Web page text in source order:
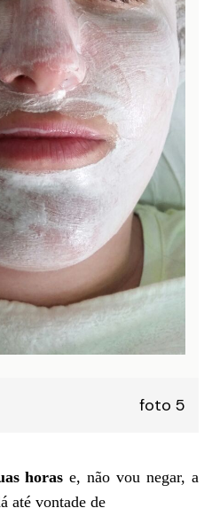
foto 5
horas e, não vou negar, a
até vontade de